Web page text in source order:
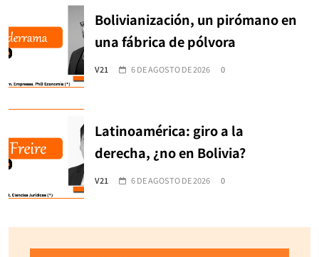
Bolivianización, un pirómano en
una fábrica de pólvora
V21 6 DE AGOSTO DE 2026 0
Latinoamérica: giro a la
derecha, ¿no en Bolivia?
V21 6 DE AGOSTO DE 2026 0